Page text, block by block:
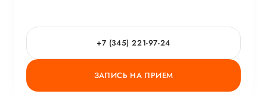
+7 (345) 221-97-24
ЗАПИСЬ НА ПРИЕМ